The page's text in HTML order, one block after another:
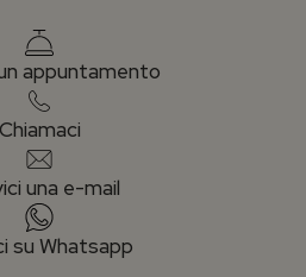
appuntamento
Chiamaci
una e-mail
su Whatsapp